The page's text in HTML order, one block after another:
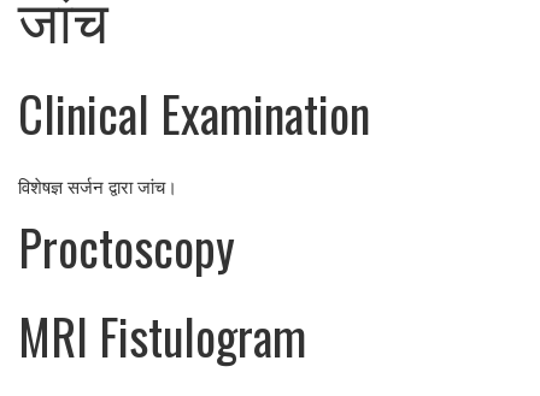
जांच
Clinical Examination
विशेषज्ञ सर्जन द्वारा जांच।
Proctoscopy
MRI Fistulogram